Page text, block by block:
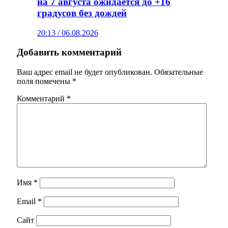
градусов без дождей
20:13 / 06.08.2026
Добавить комментарий
Ваш адрес email не будет опубликован. Обязательные
поля помечены *
Комментарий *
Имя *
Email *
Сайт